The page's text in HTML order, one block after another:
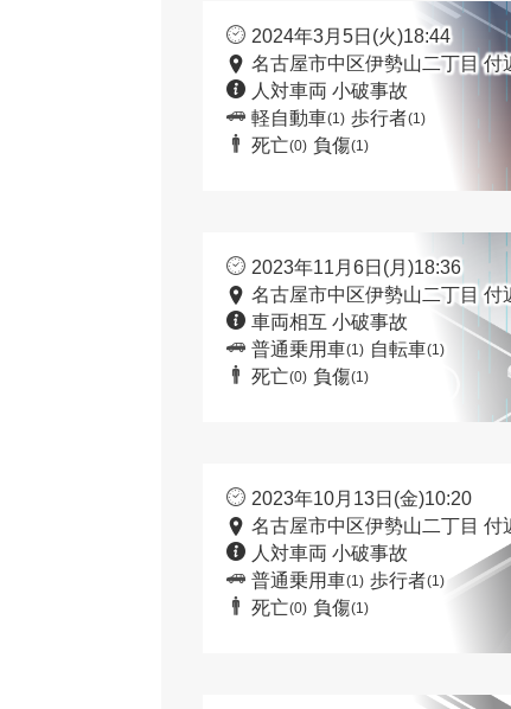
2024年3月5日(火)18:44
名古屋市中区伊勢山二丁目 付
人対車両 小破事故
軽自動車(1) 歩行者(1)
死亡(0) 負傷(1)
2023年11月6日(月)18:36
名古屋市中区伊勢山二丁目 付
車両相互 小破事故
普通乗用車(1) 自転車(1)
死亡(0) 負傷(1)
2023年10月13日(金)10:20
名古屋市中区伊勢山二丁目 付
人対車両 小破事故
普通乗用車(1) 歩行者(1)
死亡(0) 負傷(1)